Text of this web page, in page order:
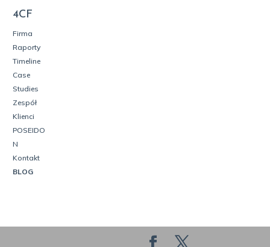
4CF
Firma
Raporty
Timeline
Case
Studies
Zespół
Klienci
POSEIDO
N
Kontakt
BLOG